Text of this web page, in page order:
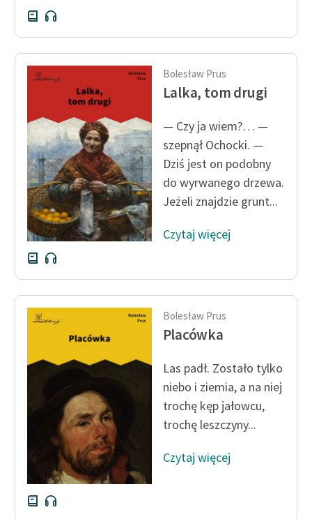
Bolesław Prus
Lalka, tom drugi
— Czy ja wiem?… —
szepnął Ochocki. —
Dziś jest on podobny
do wyrwanego drzewa.
Jeżeli znajdzie grunt...
Czytaj więcej
Bolesław Prus
Placówka
Las padł. Zostało tylko
niebo i ziemia, a na niej
trochę kęp jałowcu,
trochę leszczyny...
Czytaj więcej